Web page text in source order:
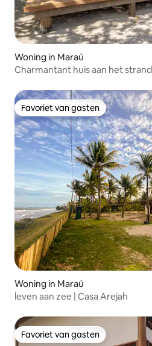
Woning in Maraú
Charmantant huis aan het
Favoriet van gasten
Favoriet van gasten
Woning in Maraú
leven aan zee | Casa Arejah
Favoriet van gasten
Favoriet van gasten